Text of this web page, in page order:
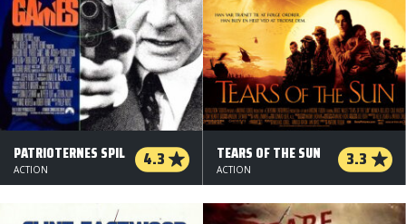
PATRIOTERNES SPIL 4.3
ACTION
TEARS OF THE SUN 3.3
ACTION